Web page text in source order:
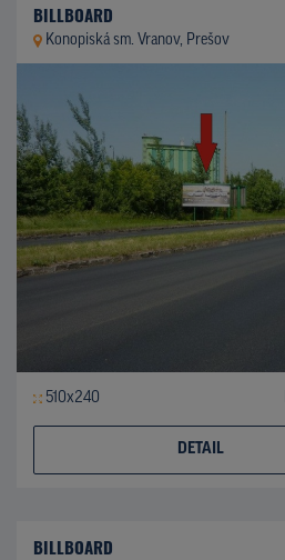
BILLBOARD
Konopiská sm. Vranov, Prešov
510x240
DETAIL
BILLBOARD